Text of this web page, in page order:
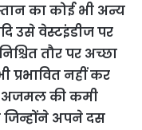
का कोई भी अन्य
उसे वेस्टइंडीज पर
तौर पर अच्छा
प्रभावित नहीं कर
अजमल की कमी
अपने दस